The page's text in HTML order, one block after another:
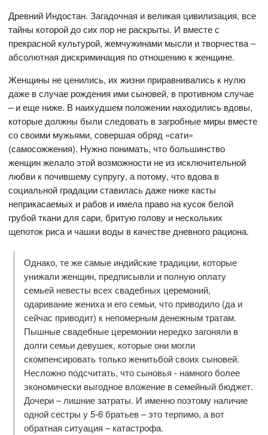
Древний Индостан. Загадочная и великая цивилизация, все
тайны которой до сих пор не раскрыты. И вместе с
прекрасной культурой, жемчужинами мысли и творчества –
абсолютная дискриминация по отношению к женщине.
Женщины не ценились, их жизни приравнивались к нулю
даже в случае рождения ими сыновей, в противном случае
– и еще ниже. В наихудшем положении находились вдовы,
которые должны были следовать в загробные миры вместе
со своими мужьями, совершая обряд «сати»
(самосожжения). Нужно понимать, что большинство
женщин желало этой возможности не из исключительной
любви к почившему супругу, а потому, что вдова в
социальной градации ставилась даже ниже касты
неприкасаемых и рабов и имела право на кусок белой
грубой ткани для сари, бритую голову и нескольких
щепоток риса и чашки воды в качестве дневного рациона.
Однако, те же самые индийские традиции, которые
унижали женщин, предписывли и полную оплату
семьей невесты всех свадебных церемоний,
одаривание жениха и его семьи, что приводило (да и
сейчас приводит) к непомерным денежным тратам.
Пышные свадебные церемонии нередко загоняли в
долги семьи девушек, которые они могли
скомпенсировать только женитьбой своих сыновей.
Несложно подсчитать, что сыновья - намного более
экономически выгодное вложение в семейный бюджет.
Дочери – лишние затраты. И именно поэтому наличие
одной сестры у 5-6 братьев – это терпимо, а вот
обратная ситуация – катастрофа.